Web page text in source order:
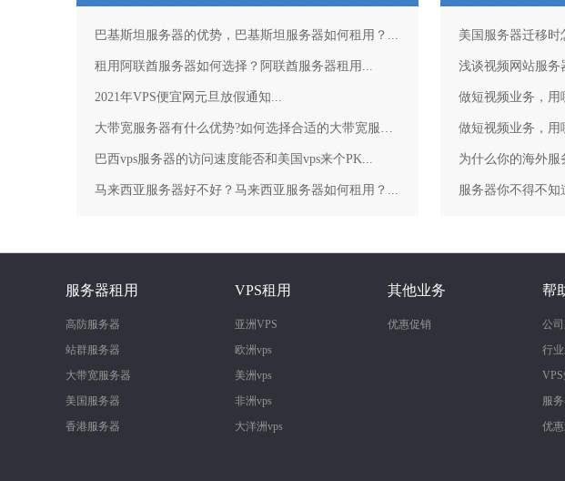
巴基斯坦服务器的优势，巴基斯坦服务器如何租用？...
租用阿联酋服务器如何选择？阿联酋服务器租用...
2021年VPS便宜网元旦放假通知...
大带宽服务器有什么优势?如何选择合适的大带宽服务器？...
巴西vps服务器的访问速度能否和美国vps来个PK...
马来西亚服务器好不好？马来西亚服务器如何租用？...
美国服务器迁移
浅谈视频网站服务
做短视频业务，用
做短视频业务，用
为什么你的海外服
服务器租用
高防服务器
站群服务器
大带宽服务器
美国服务器
香港服务器
VPS租用
亚洲VPS
欧洲vps
美洲vps
非洲vps
大洋洲vps
其他业务
优惠促销
帮
公
行
服
优